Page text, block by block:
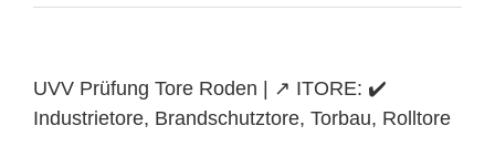
UVV Prüfung Tore Roden | ↗️ ITORE: ✔️
Industrietore, Brandschutztore, Torbau, Rolltore